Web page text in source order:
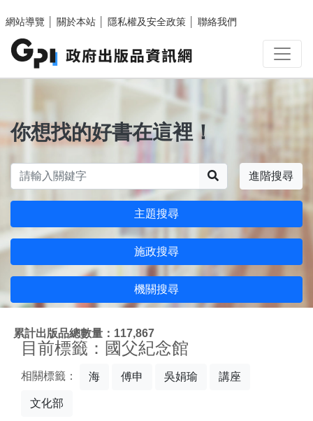
網站導覽
關於本站 隱私權及安全政策 聯絡我們
你想找的好書在這裡！
進階搜尋
主題搜尋
施政搜尋
機關搜尋
累計出版品總數量：117,867
目前標籤：國父紀念館
相關標籤： 海 傅申 吳娟瑜 講座
文化部